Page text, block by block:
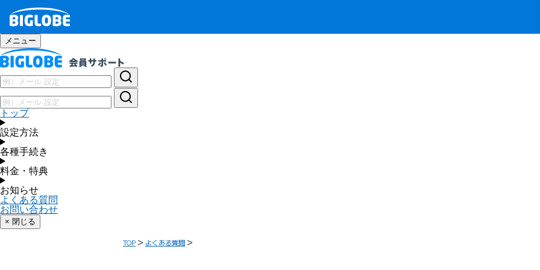
メニュー
トップ
設定方法
各種手続き
料金・特典
お知らせ
よくある質問
お問い合わせ
× 閉じる
TOP よくある質問